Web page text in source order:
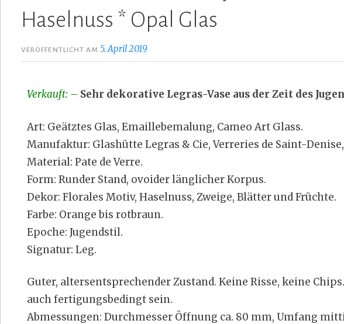
Haselnuss * Opal Glas
VERÖFFENTLICHT AM5. April 2019
Verkauft: – Sehr dekorative Legras-Vase aus der Zeit des
Art: Geätztes Glas, Emaillebemalung, Cameo Art Glass.
Manufaktur: Glashütte Legras & Cie, Verreries de Saint-
Material: Pate de Verre.
Form: Runder Stand, ovoider länglicher Korpus.
Dekor: Florales Motiv, Haselnuss, Zweige, Blätter und Früchte.
Farbe: Orange bis rotbraun.
Epoche: Jugendstil.
Signatur: Leg.
Guter, altersentsprechender Zustand. Keine Risse, keine
auch fertigungsbedingt sein.
Abmessungen: Durchmesser Öffnung ca. 80 mm, Umfang